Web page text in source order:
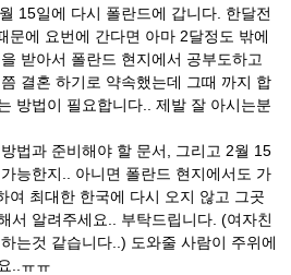
15일에 다시 폴란드에 갑니다. 한달전
문에 요번에 간다면 아마 2달정도 밖에
받아서 폴란드 현지에서 공부도하고
결혼 하기로 약속했는데 그때 까지 합
방법이 필요합니다.. 제발 잘 아시는분
법과 준비해야 할 문서, 그리고 2월 15
능한지.. 아니면 폴란드 현지에서도 가
여 최대한 한국에 다시 오지 않고 그곳
서 알려주세요.. 부탁드립니다. (여자친
는것 같습니다..) 도와줄 사람이 주위에
..ㅠㅠ